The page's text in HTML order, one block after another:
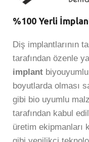
%100 Yerli
Diş implantlarının
tarafından özenle
implant
boyutlarda olması
gibi bio uyumlu
tarafından kabul
üretim ekipmanları